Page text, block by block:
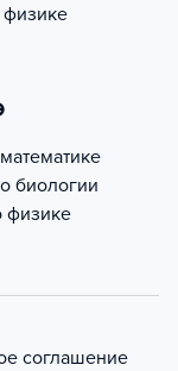
биологии
соглашение